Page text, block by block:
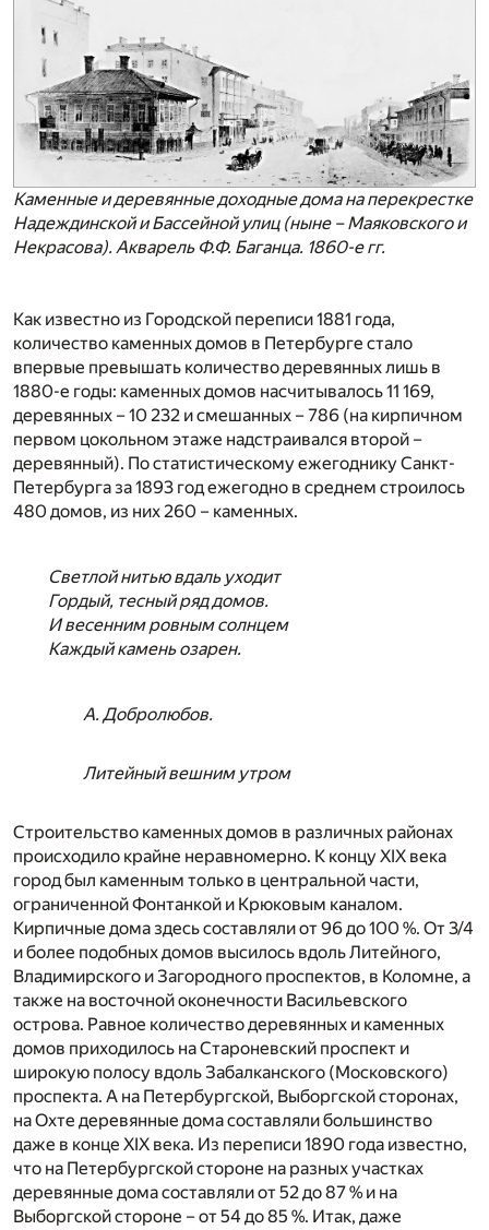
Каменные и деревянные доходные дома на перекрестке
Надеждинской и Бассейной улиц (ныне – Маяковского и
Некрасова). Акварель Ф.Ф. Баганца. 1860-е гг.
Как известно из Городской переписи 1881 года,
количество каменных домов в Петербурге стало
впервые превышать количество деревянных лишь в
1880-е годы: каменных домов насчитывалось 11 169,
деревянных – 10 232 и смешанных – 786 (на кирпичном
первом цокольном этаже надстраивался второй –
деревянный). По статистическому ежегоднику Санкт-
Петербурга за 1893 год ежегодно в среднем строилось
480 домов, из них 260 – каменных.
Светлой нитью вдаль уходит
Гордый, тесный ряд домов.
И весенним ровным солнцем
Каждый камень озарен.
А. Добролюбов.
Литейный вешним утром
Строительство каменных домов в различных районах
происходило крайне неравномерно. К концу XIX века
город был каменным только в центральной части,
ограниченной Фонтанкой и Крюковым каналом.
Кирпичные дома здесь составляли от 96 до 100 %. От 3/4
и более подобных домов высилось вдоль Литейного,
Владимирского и Загородного проспектов, в Коломне, а
также на восточной оконечности Васильевского
острова. Равное количество деревянных и каменных
домов приходилось на Староневский проспект и
широкую полосу вдоль Забалканского (Московского)
проспекта. А на Петербургской, Выборгской сторонах,
на Охте деревянные дома составляли большинство
даже в конце XIX века. Из переписи 1890 года известно,
что на Петербургской стороне на разных участках
деревянные дома составляли от 52 до 87 % и на
Выборгской стороне – от 54 до 85 %. Итак, даже